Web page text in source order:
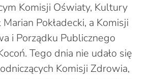
Komisji Oświaty, Kultury
Pokładecki, a Komisji
i Porządku Publicznego
Tego dnia nie udało się
Komisji Zdrowia,